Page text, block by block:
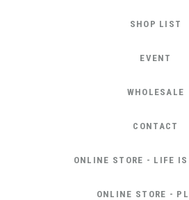
SHOP LIST
EVENT
WHOLESALE
CONTACT
ONLINE STORE - LIFE IS
ONLINE STORE -